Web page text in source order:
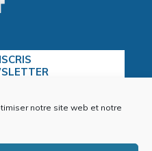
notre site web et notre